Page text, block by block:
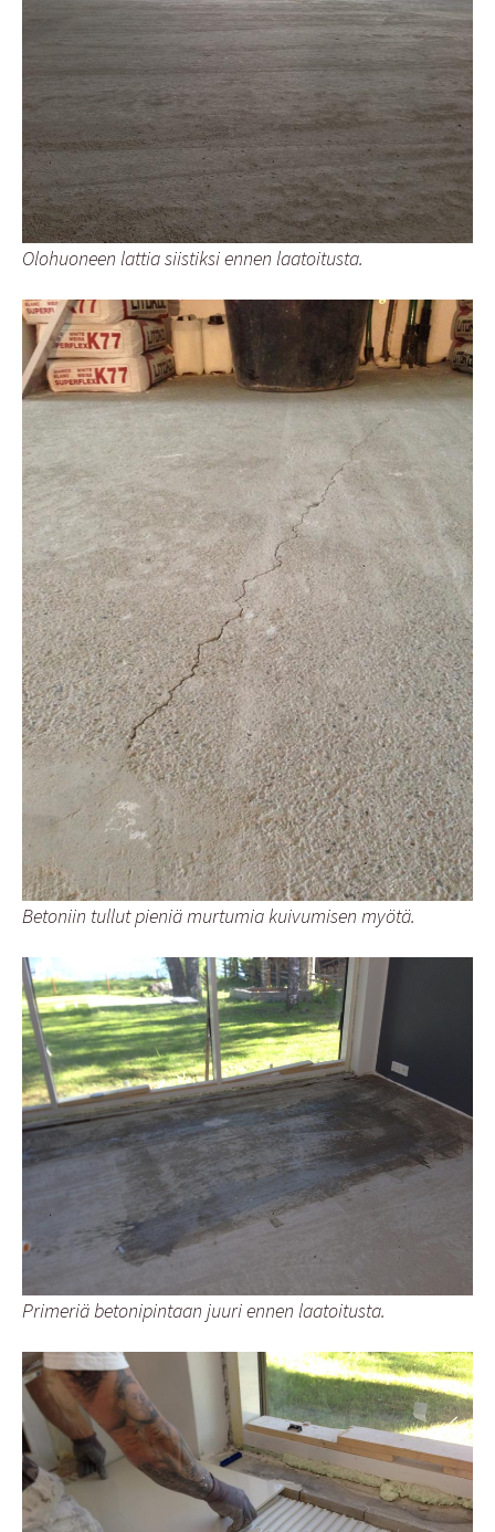
Olohuoneen lattia siistiksi ennen laatoitusta.
Betoniin tullut pieniä murtumia kuivumisen myötä.
Primeriä betonipintaan juuri ennen laatoitusta.